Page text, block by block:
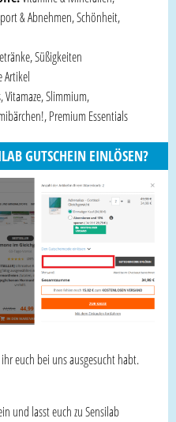
& Abnehmen, Schönheit,
Süßigkeiten
Artikel
Vitamaze, Slimmium,
Premium Essentials
GUTSCHEIN EINLÖSEN?
euch bei uns ausgesucht habt.
und lasst euch zu Sensilab